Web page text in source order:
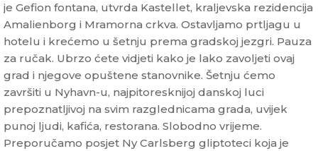
je Gefion fontana, utvrda Kastellet, kraljevska rezidencija
Amalienborg i Mramorna crkva. Ostavljamo prtljagu u
hotelu i krećemo u šetnju prema gradskoj jezgri. Pauza
za ručak. Ubrzo ćete vidjeti kako je lako zavoljeti ovaj
grad i njegove opuštene stanovnike. Šetnju ćemo
završiti u Nyhavn-u, najpitoresknijoj danskoj luci
prepoznatljivoj na svim razglednicama grada, uvijek
punoj ljudi, kafića, restorana. Slobodno vrijeme.
Preporučamo posjet Ny Carlsberg gliptoteci koja je